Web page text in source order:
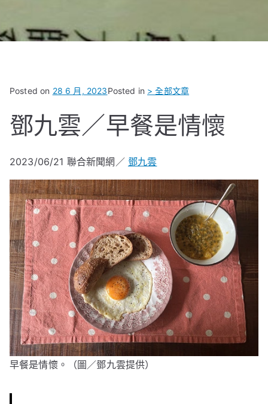
Posted on 28 6 月, 2023Posted in > 全部文章
鄧九雲／早餐是情懷
2023/06/21 聯合新聞網／ 鄧九雲
早餐是情懷。（圖／鄧九雲提供）